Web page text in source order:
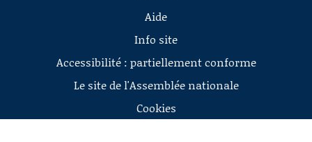
Aide
Info site
Accessibilité : partiellement conforme
Le site de l'Assemblée nationale
Cookies